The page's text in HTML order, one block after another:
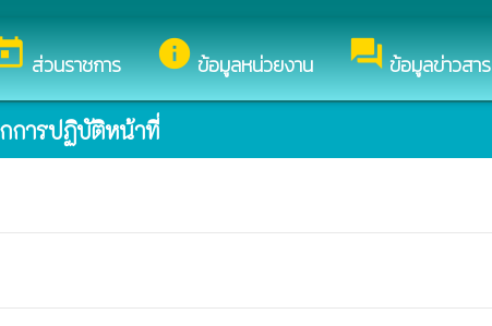
ส่วนราชการ infoข้อมูลหน่วยงาน forumข้อมูลข่าวสาร
ยินดีต้อนรับสู่เว็บไซต์ของ องค์การบริหารส่วนตำบลปราสาท
การปฏิบัติหน้าที่